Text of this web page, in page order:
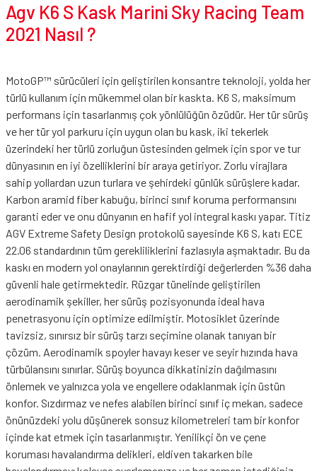
Agv K6 S Kask Marini Sky Racing Team
2021 Nasıl ?
MotoGP™ sürücüleri için geliştirilen konsantre teknoloji, yolda her
türlü kullanım için mükemmel olan bir kaskta. K6 S, maksimum
performans için tasarlanmış çok yönlülüğün özüdür. Her tür sürüş
ve her tür yol parkuru için uygun olan bu kask, iki tekerlek
üzerindeki her türlü zorluğun üstesinden gelmek için spor ve tur
dünyasının en iyi özelliklerini bir araya getiriyor. Zorlu virajlara
sahip yollardan uzun turlara ve şehirdeki günlük sürüşlere kadar.
Karbon aramid fiber kabuğu, birinci sınıf koruma performansını
garanti eder ve onu dünyanın en hafif yol integral kaskı yapar. Titiz
AGV Extreme Safety Design protokolü sayesinde K6 S, katı ECE
22.06 standardının tüm gerekliliklerini fazlasıyla aşmaktadır. Bu da
kaskı en modern yol onaylarının gerektirdiği değerlerden %36 daha
güvenli hale getirmektedir. Rüzgar tünelinde geliştirilen
aerodinamik şekiller, her sürüş pozisyonunda ideal hava
penetrasyonu için optimize edilmiştir. Motosiklet üzerinde
tavizsiz, sınırsız bir sürüş tarzı seçimine olanak tanıyan bir
çözüm. Aerodinamik spoyler havayı keser ve seyir hızında hava
türbülansını sınırlar. Sürüş boyunca dikkatinizin dağılmasını
önlemek ve yalnızca yola ve engellere odaklanmak için üstün
konfor. Sızdırmaz ve nefes alabilen birinci sınıf iç mekan, sadece
önünüzdeki yolu düşünerek sonsuz kilometreleri tam bir konfor
içinde kat etmek için tasarlanmıştır. Yenilikçi ön ve çene
koruması havalandırma delikleri, eldiven takarken bile